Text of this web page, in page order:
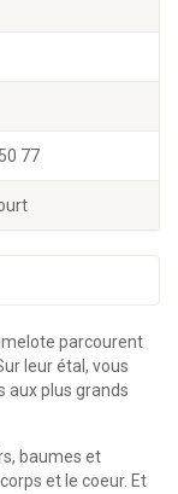
77
parcourent
leur étal, vous
aux plus grands
baumes et
et le coeur. Et